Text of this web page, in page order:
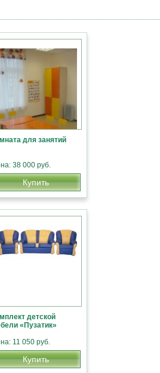
для занятий
38 000 руб.
Купить
детской
«Пузатик»
11 050 руб.
Купить